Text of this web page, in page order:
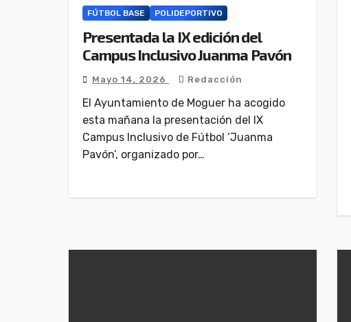
FÚTBOL BASE POLIDEPORTIVO
Presentada la IX edición del
Campus Inclusivo Juanma Pavón
Mayo 14, 2026 Redacción
El Ayuntamiento de Moguer ha acogido
esta mañana la presentación del IX
Campus Inclusivo de Fútbol ‘Juanma
Pavón’, organizado por…